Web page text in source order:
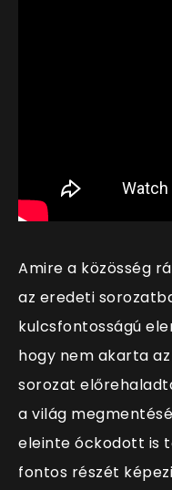
Amire a közösség
az eredeti
kulcsfontosságú
hogy nem akarta
sorozat
a világ
eleinte óckodott is
fontos részét